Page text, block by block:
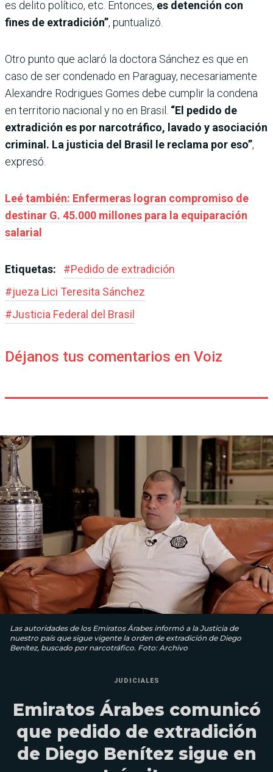
es delito político, etc. Entonces, es detención con
fines de extradición”, puntualizó.
Otro punto que aclaró la doctora Sánchez es que en
caso de ser condenado en Paraguay, necesariamente
Alexandre Rodrigues Gomes debe cumplir la condena
en territorio nacional y no en Brasil.
“El pedido de
extradición es por narcotráfico, lavado y asociación
criminal. La justicia del Brasil le reclama por eso”,
expresó.
Leé también: Enfermeras logran compromiso de
destinar G. 45.000 millones para la equiparación
salarial
Etiquetas: #Pedido de extradición
#jueza Lici Teresita Sánchez
#Justicia Federal del Brasil
Déjanos tus comentarios en Voiz
Las autoridades de los Emiratos Árabes informó a la Justicia de
nuestro país que sigue vigente la orden de extradición de Diego
Benítez, buscado por narcotráfico. Foto: Archivo
JUDICIALES
Emiratos Árabes comunicó
que pedido de extradición
de Diego Benítez sigue en